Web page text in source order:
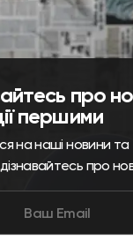
про
першими
на наші новини та
про